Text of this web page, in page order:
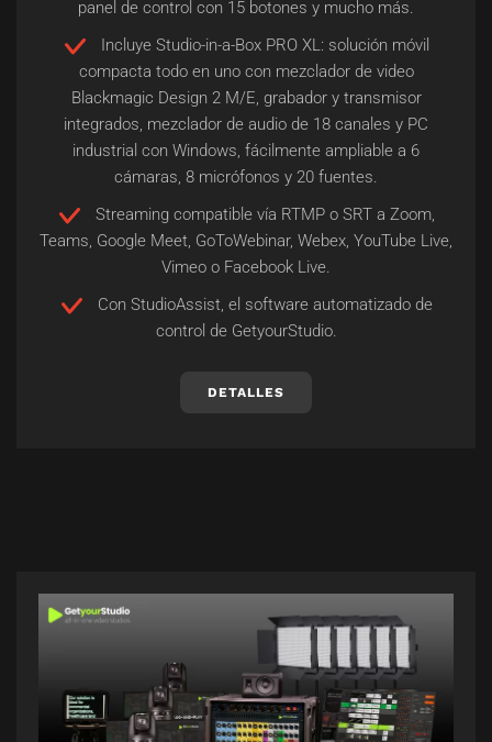
panel de control con 15 botones y mucho más.
Incluye Studio-in-a-Box PRO XL: solución móvil
compacta todo en uno con mezclador de video
Blackmagic Design 2 M/E, grabador y transmisor
integrados, mezclador de audio de 18 canales y PC
industrial con Windows, fácilmente ampliable a 6
cámaras, 8 micrófonos y 20 fuentes.
Streaming compatible vía RTMP o SRT a Zoom,
Teams, Google Meet, GoToWebinar, Webex, YouTube Live,
Vimeo o Facebook Live.
Con StudioAssist, el software automatizado de
control de GetyourStudio.
DETALLES